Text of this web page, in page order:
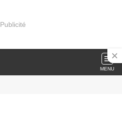
Publicité
MENU